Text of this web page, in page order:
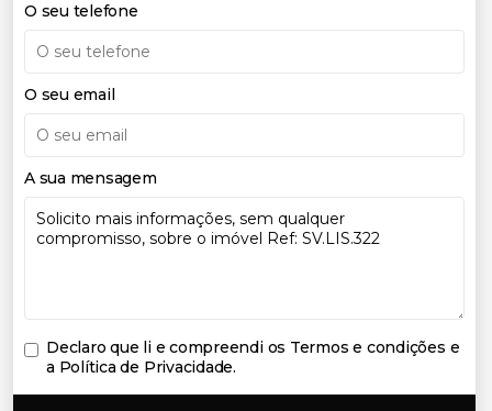
O seu telefone
O seu email
A sua mensagem
Declaro que li e compreendi os Termos e condições e
a Política de Privacidade.